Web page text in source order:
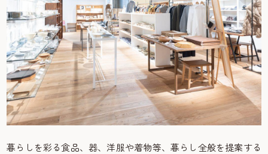
暮らしを彩る食品、器、洋服や着物等、暮らし全般を提案する